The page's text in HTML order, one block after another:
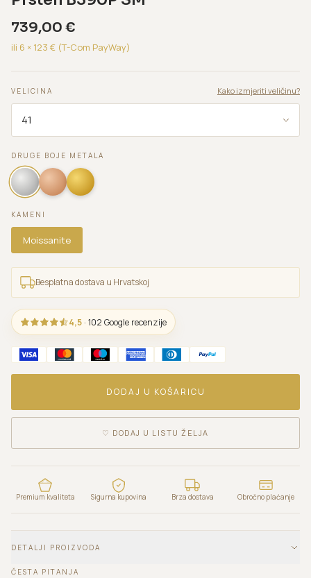
739,00 €
ili 6 × 123 € (T-Com PayWay)
VELICINA Kako izmjeriti veličinu?
DRUGE BOJE METALA
KAMENI
Moissanite
Besplatna dostava u Hrvatskoj
4,5 · 102 Google recenzije
DODAJ U KOŠARICU
♡ DODAJ U LISTU ŽELJA
Premium kvaliteta Sigurna kupovina Brza dostava Obročno plaćanje
DETALJI PROIZVODA
ČESTA PITANJA